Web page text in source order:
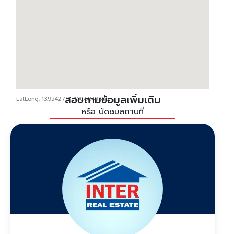
LatLong: 13.9542791, 100.6849806สอบถามข้อมูลเพิ่มเติม
หรือ นัดชมสถานที่